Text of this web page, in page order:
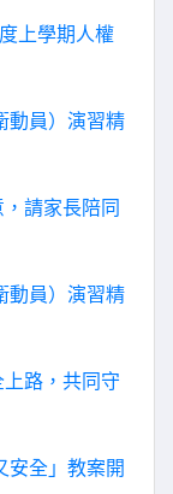
上學期人權
動員）演習精
請家長陪同
動員）演習精
上路，共同守
安全」教案開